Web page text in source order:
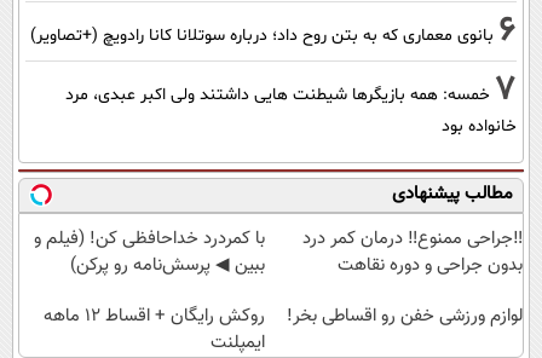
6 بانوی معماری که به بتن روح داد؛ درباره سوتلانا کانا رادویچ (+تصاویر)
7 خمسه: همه بازیگرها شیطنت هایی داشتند ولی اکبر عبدی، مرد
خانواده بود
مطالب پیشنهادی
‼️جراحی ممنوع‼️ درمان کمر درد
بدون جراحی و دوره نقاهت
با کمردرد خداحافظی کن! (فیلم و
ببین ◀ پرسش‌نامه رو پرکن)
لوازم ورزشی خفن رو اقساطی بخر!
روکش رایگان + اقساط ۱۲ ماهه
ایمپلنت